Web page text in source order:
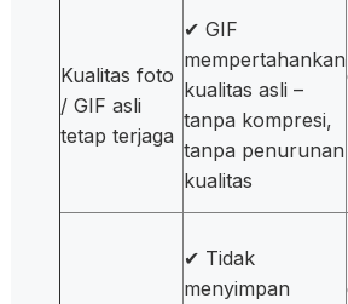
Kualitas foto
/ GIF asli
tetap terjaga
✔ GIF
mempertahankan
kualitas asli –
tanpa kompresi,
tanpa penurunan
kualitas
✔ Tidak
menyimpan